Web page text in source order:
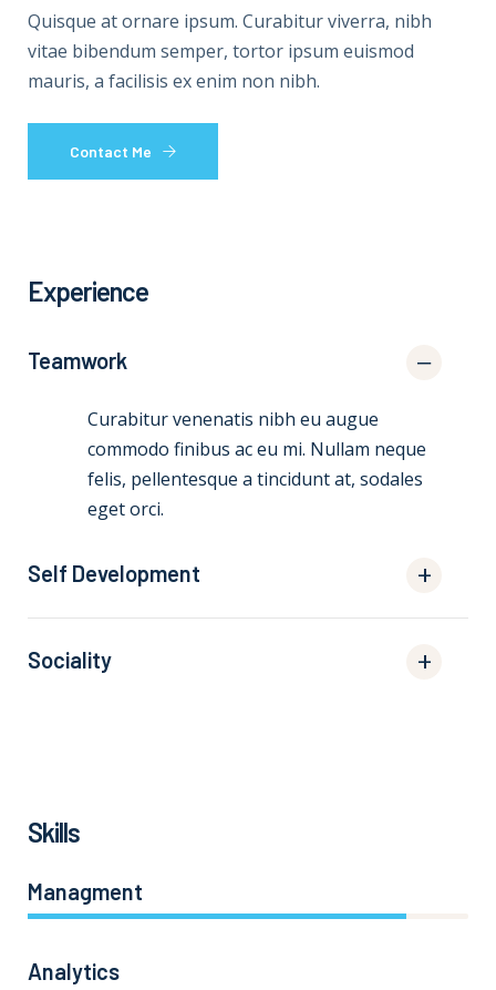
Quisque at ornare ipsum. Curabitur viverra, nibh
vitae bibendum semper, tortor ipsum euismod
mauris, a facilisis ex enim non nibh.
Contact Me
Experience
Teamwork
Curabitur venenatis nibh eu augue
commodo finibus ac eu mi. Nullam neque
felis, pellentesque a tincidunt at, sodales
eget orci.
Self Development
Sociality
Skills
Managment
Analytics